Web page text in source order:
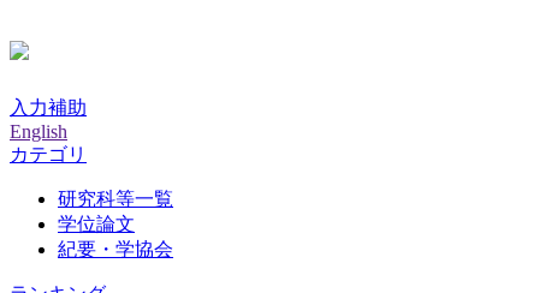
入力補助
English
カテゴリ
研究科等一覧
学位論文
紀要・学協会